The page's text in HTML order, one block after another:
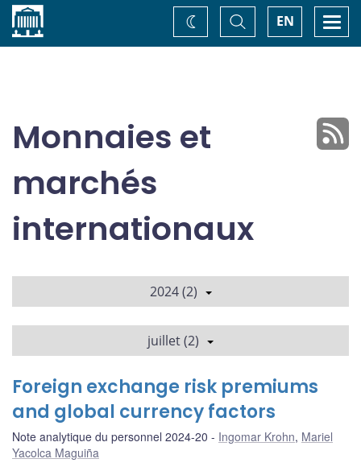
Accueil EN
Basculer
la
recherche
Changez
de
Monnaies et
marchés
internationaux
2024 (2)
juillet (2)
Foreign exchange risk premiums
and global currency factors
Note analytique du personnel 2024-20 Ingomar Krohn, Mariel
Yacolca Maguiña